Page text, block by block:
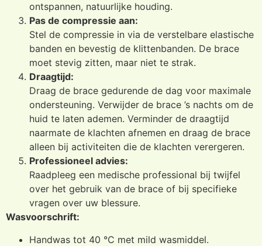
ontspannen, natuurlijke houding.
Pas de compressie aan:
Stel de compressie in via de verstelbare elastische
banden en bevestig de klittenbanden. De brace
moet stevig zitten, maar niet te strak.
Draagtijd:
Draag de brace gedurende de dag voor maximale
ondersteuning. Verwijder de brace ’s nachts om de
huid te laten ademen. Verminder de draagtijd
naarmate de klachten afnemen en draag de brace
alleen bij activiteiten die de klachten verergeren.
Professioneel advies:
Raadpleeg een medische professional bij twijfel
over het gebruik van de brace of bij specifieke
vragen over uw blessure.
Wasvoorschrift:
Handwas tot 40 °C met mild wasmiddel.